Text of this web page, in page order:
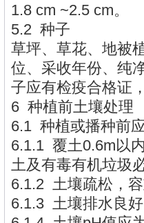
1.8 cm ~2.5 cm。
5.2 种子
草坪、草花、地被
位、采收年份、纯
子应有检疫合格证
6 种植前土壤处理
6.1 种植或播种前
6.1.1 覆土0.6m以
土及有毒有机垃圾
6.1.2 土壤疏松，容
6.1.3 土壤排水良